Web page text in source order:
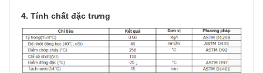
4. Tính chất đặc trưng